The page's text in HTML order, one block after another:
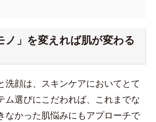
ノ」を変えれば肌が変わる
洗顔は、スキンケアにおいてとて
ム選びにこだわれば、これまでな
なかった肌悩みにもアプローチで